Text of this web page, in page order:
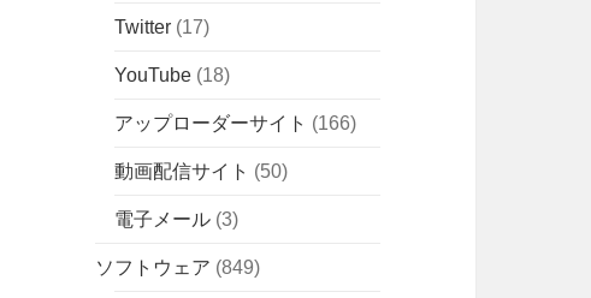
Twitter (17)
YouTube (18)
アップローダーサイト (166)
動画配信サイト (50)
電子メール (3)
ソフトウェア (849)